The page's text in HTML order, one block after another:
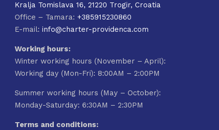
Kralja Tomislava 16, 21220 Trogir, Croatia
Office – Tamara: +385915230860
E-mail: info@charter-providenca.com
Working hours:
Winter working hours (November – April):
Working day (Mon-Fri): 8:00AM – 2:00PM
Summer working hours (May – October):
Monday-Saturday: 6:30AM – 2:30PM
Terms and conditions: